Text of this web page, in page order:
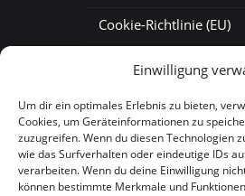
Einwilligung
Um dir ein optimales Erlebnis zu bieten,
Cookies, um Geräteinformationen zu
zuzugreifen. Wenn du diesen Technologien
wie das Surfverhalten oder eindeutige IDs
verarbeiten. Wenn du deine Einwilligung
können bestimmte Merkmale und
Cookie-Richtlinie (EU)
Baustellen-Webcam